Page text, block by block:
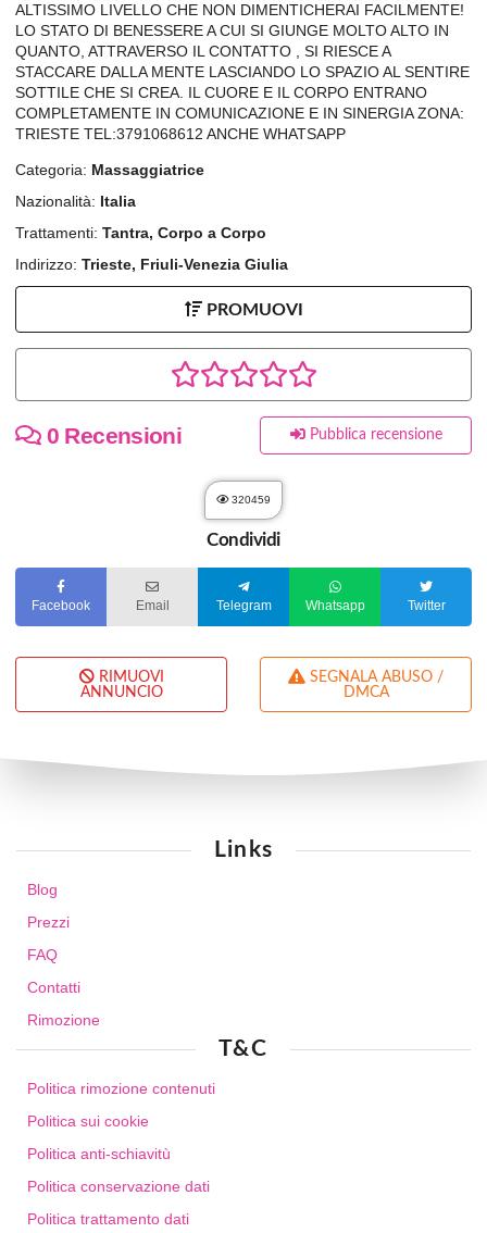
ALTISSIMO LIVELLO CHE NON DIMENTICHERAI FACILMENTE!
LO STATO DI BENESSERE A CUI SI GIUNGE MOLTO ALTO IN
QUANTO, ATTRAVERSO IL CONTATTO , SI RIESCE A
STACCARE DALLA MENTE LASCIANDO LO SPAZIO AL SENTIRE
SOTTILE CHE SI CREA. IL CUORE E IL CORPO ENTRANO
COMPLETAMENTE IN COMUNICAZIONE E IN SINERGIA ZONA:
TRIESTE TEL:3791068612 ANCHE WHATSAPP
Categoria: Massaggiatrice
Nazionalità: Italia
Trattamenti: Tantra, Corpo a Corpo
Indirizzo: Trieste, Friuli-Venezia Giulia
PROMUOVI
0 Recensioni Pubblica recensione
320459
Condividi
Facebook Email Telegram Whatsapp Twitter
RIMUOVI
ANNUNCIO
DMCA
Links
Blog
Prezzi
FAQ
Contatti
Rimozione
T&C
Politica rimozione contenuti
Politica sui cookie
Politica anti-schiavitù
Politica conservazione dati
Politica trattamento dati